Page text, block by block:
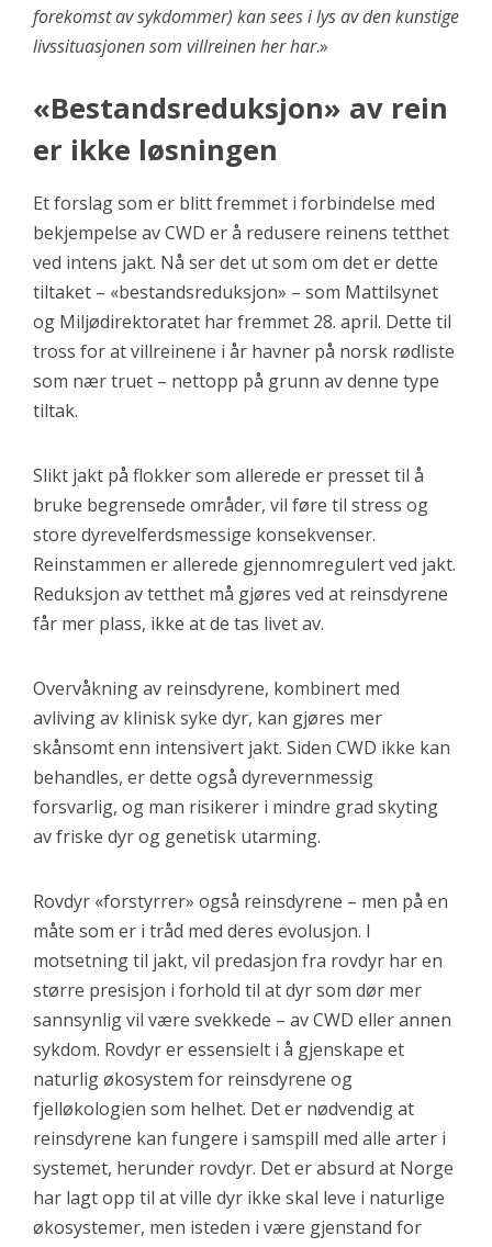
forekomst av sykdommer) kan sees i lys av den kunstige
livssituasjonen som villreinen her har.»
«Bestandsreduksjon» av rein
er ikke løsningen
Et forslag som er blitt fremmet i forbindelse med
bekjempelse av CWD er å redusere reinens tetthet
ved intens jakt. Nå ser det ut som om det er dette
tiltaket – «bestandsreduksjon» – som Mattilsynet
og Miljødirektoratet har fremmet 28. april. Dette til
tross for at villreinene i år havner på norsk rødliste
som nær truet – nettopp på grunn av denne type
tiltak.
Slikt jakt på flokker som allerede er presset til å
bruke begrensede områder, vil føre til stress og
store dyrevelferdsmessige konsekvenser.
Reinstammen er allerede gjennomregulert ved jakt.
Reduksjon av tetthet må gjøres ved at reinsdyrene
får mer plass, ikke at de tas livet av.
Overvåkning av reinsdyrene, kombinert med
avliving av klinisk syke dyr, kan gjøres mer
skånsomt enn intensivert jakt. Siden CWD ikke kan
behandles, er dette også dyrevernmessig
forsvarlig, og man risikerer i mindre grad skyting
av friske dyr og genetisk utarming.
Rovdyr «forstyrrer» også reinsdyrene – men på en
måte som er i tråd med deres evolusjon. I
motsetning til jakt, vil predasjon fra rovdyr har en
større presisjon i forhold til at dyr som dør mer
sannsynlig vil være svekkede – av CWD eller annen
sykdom. Rovdyr er essensielt i å gjenskape et
naturlig økosystem for reinsdyrene og
fjelløkologien som helhet. Det er nødvendig at
reinsdyrene kan fungere i samspill med alle arter i
systemet, herunder rovdyr. Det er absurd at Norge
har lagt opp til at ville dyr ikke skal leve i naturlige
økosystemer, men isteden i være gjenstand for